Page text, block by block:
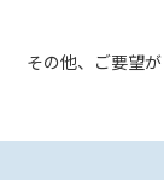
その他、ご要望